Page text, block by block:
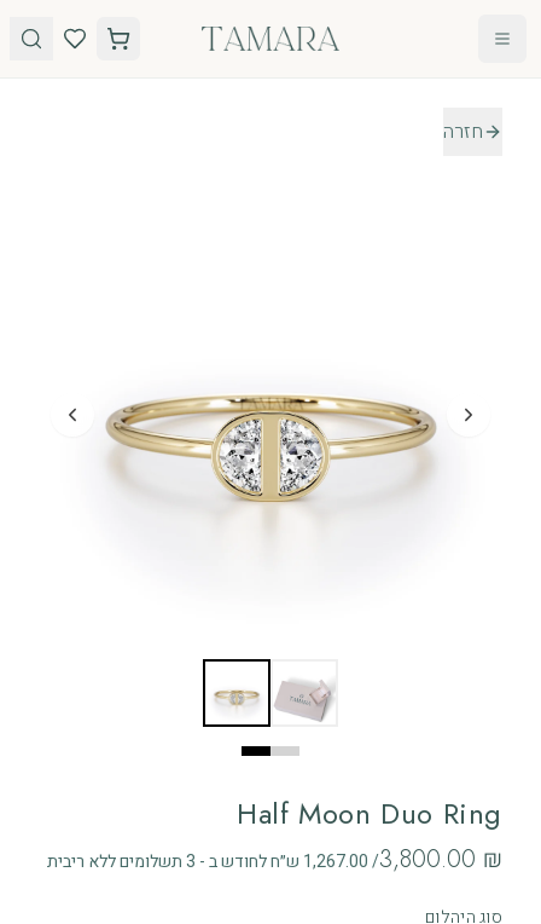
הטבעות
חזרה
Half Moon Duo Ring
‏3,800.00 ₪ / 1,267.00 ש״ח לחודש ב - 3 תשלומים ללא ריבית
סוג היהלום